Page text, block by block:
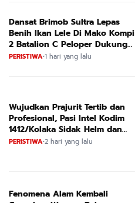
Dansat Brimob Sultra Lepas
Benih Ikan Lele Di Mako Kompi
2 Batalion C Peloper Dukung
ketahanan Pangan Nasional
PERISTIWA•1 hari yang lalu
Wujudkan Prajurit Tertib dan
Profesional, Pasi Intel Kodim
1412/Kolaka Sidak Helm dan
Kendaraan
PERISTIWA•2 hari yang lalu
Fenomena Alam Kembali